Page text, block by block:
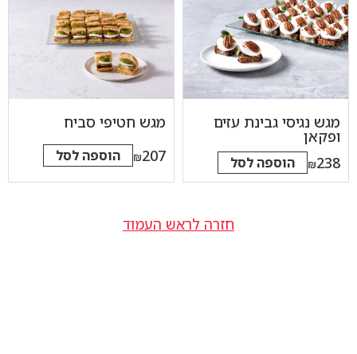
מגש נגיסי גבינת עזים
ופקאן
238
₪ הוספה לסל
מגש חטיפי סביח
207
₪ הוספה לסל
חזרה לראש העמוד